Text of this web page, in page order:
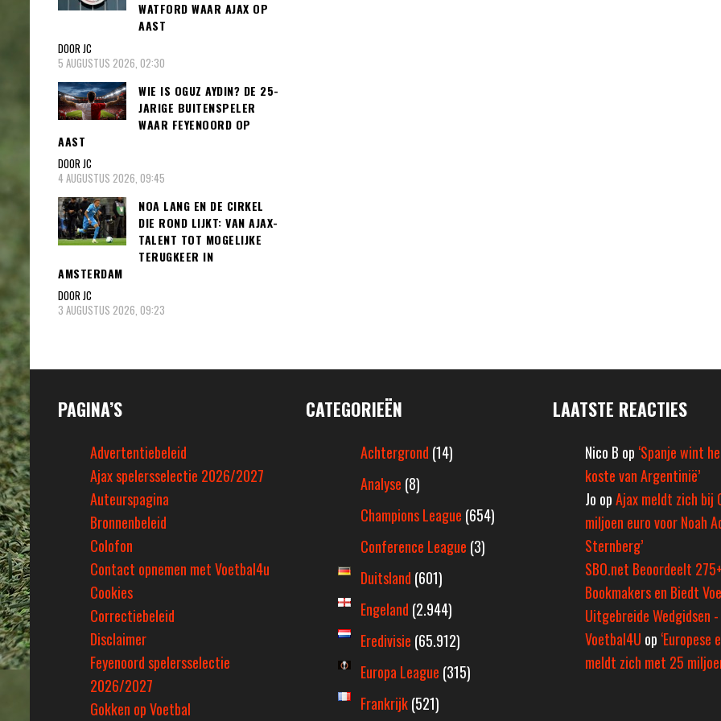
WATFORD WAAR AJAX OP
AAST
DOOR JC
5 AUGUSTUS 2026, 02:30
WIE IS OGUZ AYDIN? DE 25-
JARIGE BUITENSPELER
WAAR FEYENOORD OP
AAST
DOOR JC
4 AUGUSTUS 2026, 09:45
NOA LANG EN DE CIRKEL
DIE ROND LIJKT: VAN AJAX-
TALENT TOT MOGELIJKE
TERUGKEER IN
AMSTERDAM
DOOR JC
3 AUGUSTUS 2026, 09:23
PAGINA’S
Advertentiebeleid
Ajax spelersselectie 2026/2027
Auteurspagina
Bronnenbeleid
Colofon
Contact opnemen met Voetbal4u
Cookies
Correctiebeleid
Disclaimer
Feyenoord spelersselectie
2026/2027
Gokken op Voetbal
CATEGORIEËN
Achtergrond (14)
Analyse (8)
Champions League (654)
Conference League (3)
Duitsland (601)
Engeland (2.944)
Eredivisie (65.912)
Europa League (315)
Frankrijk(521)
LAATSTE REACTIES
Nico B op ‘Spanje wint
koste van Argentinië’
Jo opAjax meldt zich bij
miljoen euro voor Noah
Sternberg’
SBO.net Beoordeelt
Bookmakers en Biedt
Uitgebreide Wedgidsen -
Voetbal4U op
meldt zich met 25